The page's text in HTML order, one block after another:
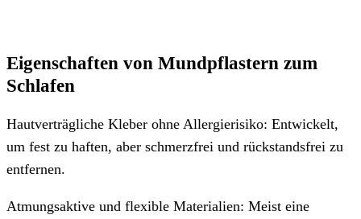
Eigenschaften von Mundpflastern zum
Schlafen
Hautverträgliche Kleber ohne Allergierisiko: Entwickelt,
um fest zu haften, aber schmerzfrei und rückstandsfrei zu
entfernen.
Atmungsaktive und flexible Materialien: Meist eine